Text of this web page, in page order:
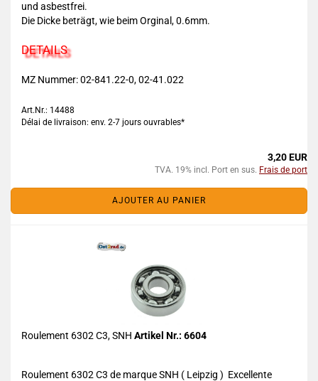
und asbestfrei.
Die Dicke beträgt, wie beim Orginal, 0.6mm.
DETAILS
MZ Nummer: 02-841.22-0, 02-41.022
Art.Nr.: 14488
Délai de livraison: env. 2-7 jours ouvrables*
3,20 EUR
TVA. 19% incl. Port en sus. Frais de port
AJOUTER AU PANIER
Roulement 6302 C3, SNH Artikel Nr.: 6604
Roulement 6302 C3 de marque SNH ( Leipzig ) Excellente